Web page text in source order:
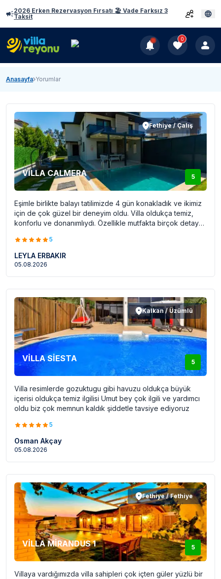
2026 Erken Rezervasyon Fırsatı 🏖️ Vade Farksız 3
Taksit
0
Anasayfa Yorumlar
Fethiye / Çalış
5
VİLLA CALMERA
Eşimle birlikte balayı tatilimizde 4 gün konakladık ve ikimiz
için de çok güzel bir deneyim oldu. Villa oldukça temiz,
konforlu ve donanımlıydı. Özellikle mutfakta birçok detay
önceden haber verilerek gerekli bakımlar günlük olarak
yapıldı. Eşimle birlikte havuzundan çok keyif aldık. Yine
villanın bulunduğu bölgenin sessiz ve sakin olması bizim
5
LEYLA ERBAKIR
05.08.2026
Kalkan / Üzümlü
5
VİLLA SİESTA
Villa resimlerde gozuktugu gibi havuzu oldukça büyük
içerisi oldukça temiz ilgilisi Umut bey çok ilgili ve yardımcı
oldu biz çok memnun kaldık şiddetle tavsiye ediyoruz
5
Osman Akçay
05.08.2026
Fethiye / Fethiye
5
VİLLA MİRANDUS 1
Villaya vardığımızda villa sahipleri çok içten güler yüzlü bir